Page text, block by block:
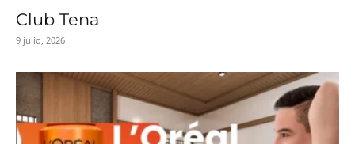
Club Tena
9 julio, 2026